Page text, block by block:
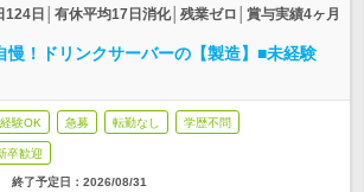
124日│有休平均17日消化│残業ゼロ│賞与実績4ヶ月
慢！ドリンクサーバーの【製造】■未経験
験OK 急募 転勤なし 学歴不問
卒歓迎
終了予定日： 2026/08/31